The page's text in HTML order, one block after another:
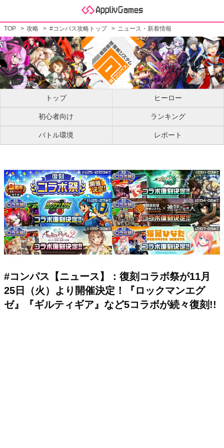
TOP 攻略 #コンパス攻略トップ ニュース・新着情報
トップ ヒーロー
初心者向け ランキング
バトル環境 レポート
#コンパス【ニュース】：復刻コラボ祭が11月
25日（火）より開催決定！『ロックマンエグ
ゼ』『ギルティギア』など5コラボが続々復刻!!